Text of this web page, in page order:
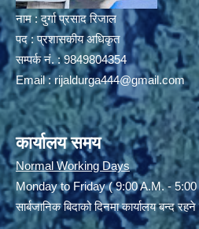
नाम : दुर्गा प्रसाद रिजाल
पद : प्रशासकीय अधिकृत
सम्पर्क नं. : 9849804354
Email : rijaldurga444@gmail.com
कार्यालय समय
Normal Working Days
Monday to Friday ( 9:00 A.M. - 5:00
सार्बजानिक बिदाको दिनमा कार्यालय बन्द